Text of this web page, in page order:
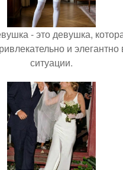
- это девушка,
и
ситуации.